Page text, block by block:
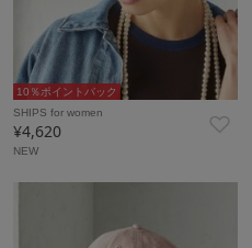
10％ポイントバック
SHIPS for women
¥4,620
NEW